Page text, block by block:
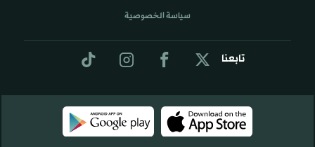
تابعنا
سياسة الخصوصية